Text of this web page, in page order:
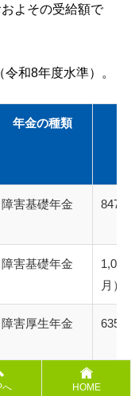
よその受給額で
和8年度水準）。
年金の種類
障害基礎年金
障害基礎年金
月）
障害厚生年金
障害基礎年金 約
へ HOME